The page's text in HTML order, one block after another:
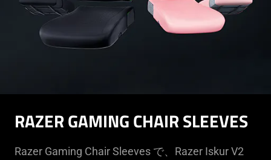
RAZER GAMING CHAIR SLEEVES
Razer Gaming Chair Sleeves で、Razer Iskur V2